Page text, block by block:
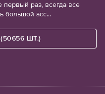
раз, всегда все
большой асс...
ШТ.)